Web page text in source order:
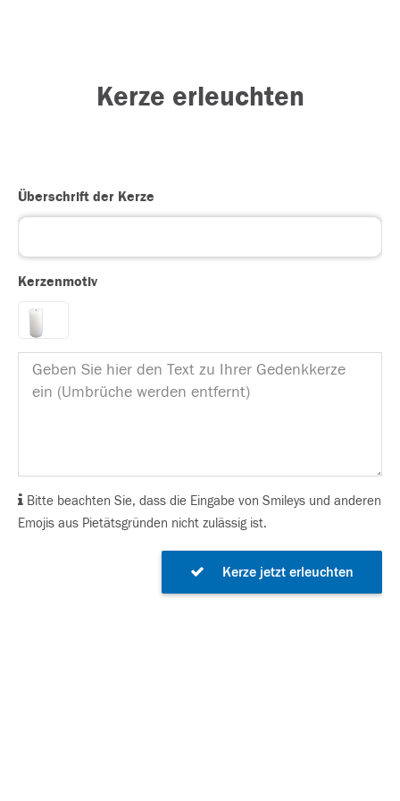
Kerze erleuchten
Überschrift der Kerze
Kerzenmotiv
Bitte beachten Sie, dass die Eingabe von Smileys und anderen
Emojis aus Pietätsgründen nicht zulässig ist.
Kerze jetzt erleuchten